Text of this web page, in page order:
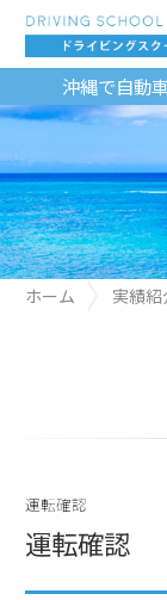
沖縄で自動
ホーム 実績紹
運転確認
運転確認